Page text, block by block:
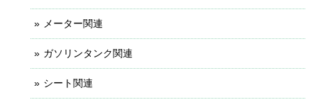
メーター関連
ガソリンタンク関連
シート関連